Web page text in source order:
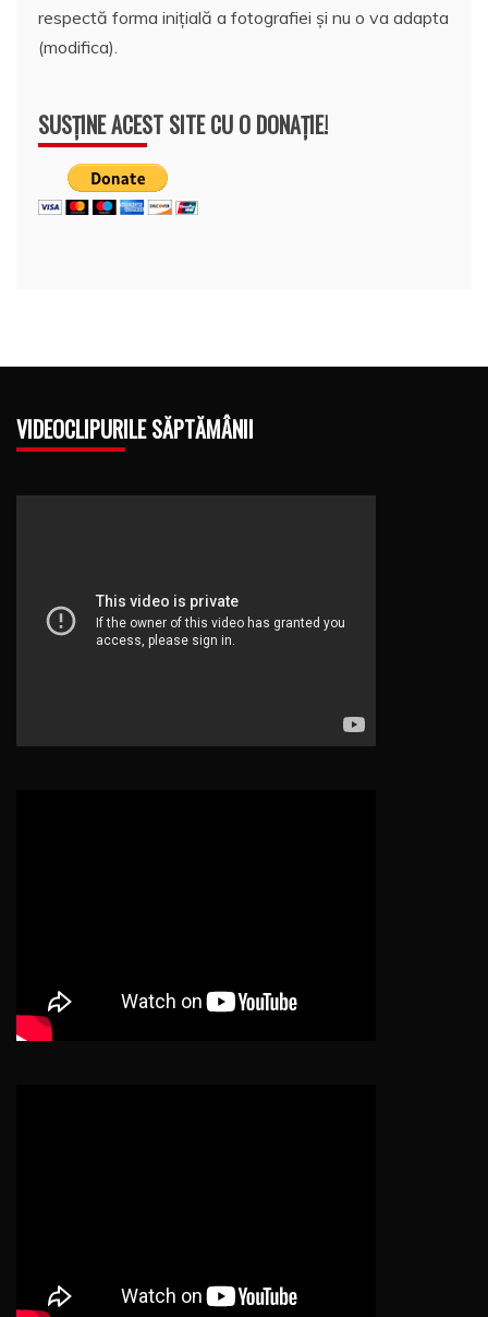
respectă forma inițială a fotografiei și nu o va adapta
(modifica).
SUSȚINE ACEST SITE CU O DONAȚIE!
VIDEOCLIPURILE SĂPTĂMÂNII